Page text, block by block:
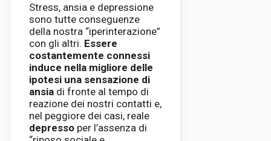
Stress, ansia e depressione
sono tutte conseguenze
della nostra “iperinterazione”
con gli altri. Essere
costantemente connessi
induce nella migliore delle
ipotesi una sensazione di
ansia di fronte al tempo di
reazione dei nostri contatti e,
nel peggiore dei casi, reale
depresso per l’assenza di